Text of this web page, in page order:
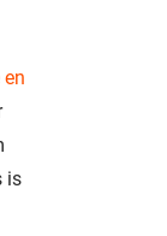
en
is